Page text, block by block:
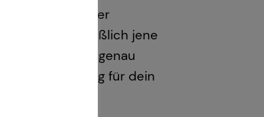
renommierter
ich ausschließlich jene
und Leistung genau
Empfehlung für dein